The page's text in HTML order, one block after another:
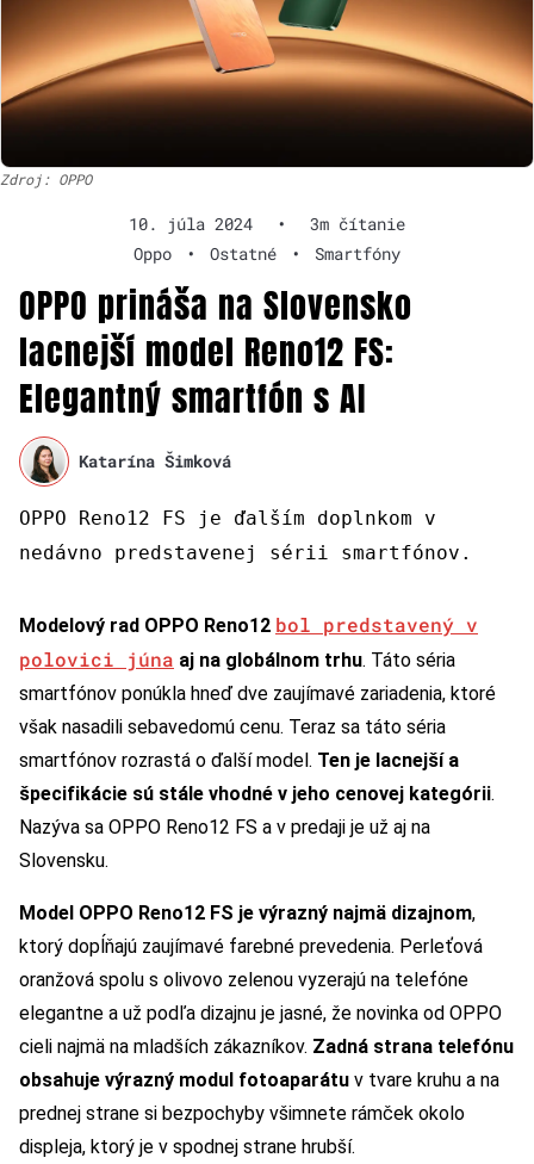
Zdroj: OPPO
10. júla 2024 •
3m čítanie
Oppo
• Ostatné • Smartfóny
OPPO prináša na Slovensko
lacnejší model Reno12 FS:
Elegantný smartfón s AI
Katarína Šimková
OPPO Reno12 FS je ďalším doplnkom v
nedávno predstavenej sérii smartfónov.
Modelový rad OPPO Reno12 bol predstavený v
polovici júna aj na globálnom trhu. Táto séria
smartfónov ponúkla hneď dve zaujímavé zariadenia, ktoré
však nasadili sebavedomú cenu. Teraz sa táto séria
smartfónov rozrastá o ďalší model. Ten je lacnejší a
špecifikácie sú stále vhodné v jeho cenovej kategórii.
Nazýva sa OPPO Reno12 FS a v predaji je už aj na
Slovensku.
Model OPPO Reno12 FS je výrazný najmä dizajnom,
ktorý dopĺňajú zaujímavé farebné prevedenia. Perleťová
oranžová spolu s olivovo zelenou vyzerajú na telefóne
elegantne a už podľa dizajnu je jasné, že novinka od OPPO
cieli najmä na mladších zákazníkov. Zadná strana telefónu
obsahuje výrazný modul fotoaparátu v tvare kruhu a na
prednej strane si bezpochyby všimnete rámček okolo
displeja, ktorý je v spodnej strane hrubší.